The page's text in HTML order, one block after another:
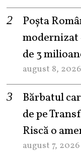
Poșta
de 3
august 8, 2026
Bărbatul
de pe
Riscă o
august 7, 2026